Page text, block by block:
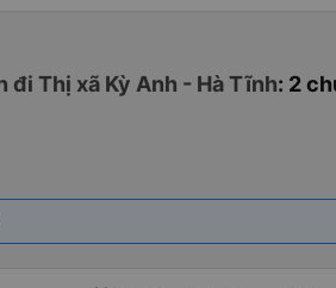
đi Thị xã Kỳ Anh - Hà Tĩnh: 2